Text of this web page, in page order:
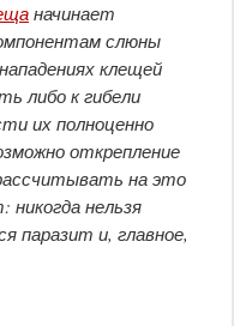
начинает
слюны
клещей
либо к гибели
их полноценно
открепление
на это
никогда нельзя
паразит и, главное,